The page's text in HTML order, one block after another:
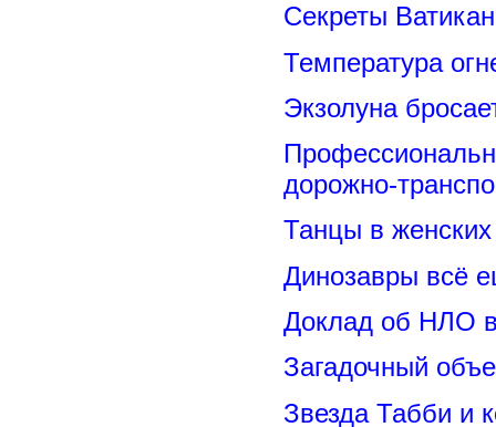
Секреты
Температура
Экзолуна
дорожно-
Танцы в женских
Динозавры всё
Доклад об НЛО
Загадочный
Звезда Табби и